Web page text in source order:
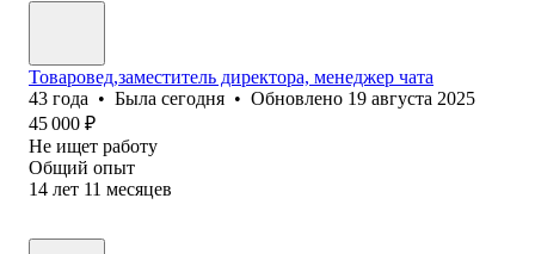
Товаровед,заместитель директора, менеджер чата
43 года • Была сегодня • Обновлено 19 августа 2025
45 000 ₽
Не ищет работу
Общий опыт
14 лет 11 месяцев